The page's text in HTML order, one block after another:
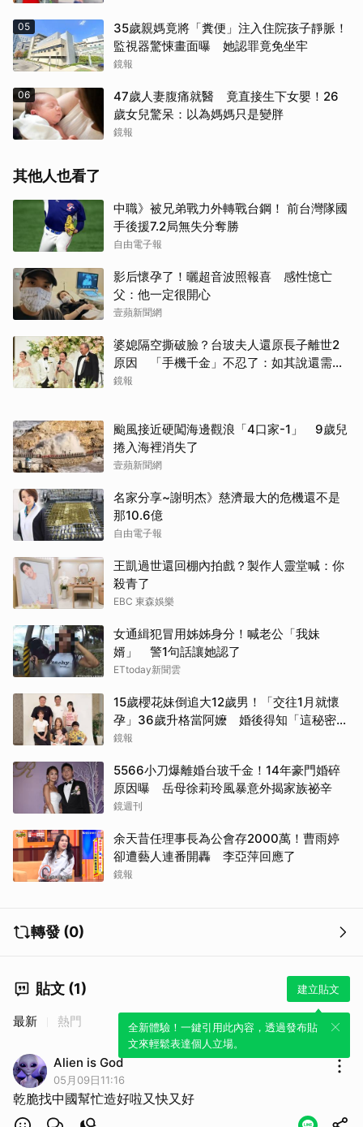
05
35歲親媽竟將「糞便」注入住院孩子靜脈！
監視器驚悚畫面曝 她認罪竟免坐牢
鏡報
06
47歲人妻腹痛就醫 竟直接生下女嬰！26
歲女兒驚呆：以為媽媽只是變胖
鏡報
其他人也看了
中職》被兄弟戰力外轉戰台鋼！ 前台灣隊國
手後援7.2局無失分奪勝
自由電子報
影后懷孕了！曬超音波照報喜 感性憶亡
父：他一定很開心
壹蘋新聞網
婆媳隔空撕破臉？台玻夫人還原長子離世2
原因 「手機千金」不忍了：如其說還需要
離開嗎？
鏡報
颱風接近硬闖海邊觀浪「4口家-1」 9歲兒
捲入海裡消失了
壹蘋新聞網
名家分享~謝明杰》慈濟最大的危機還不是
那10.6億
自由電子報
王凱過世還回棚內拍戲？製作人靈堂喊：你
殺青了
EBC 東森娛樂
女通緝犯冒用姊姊身分！喊老公「我妹
婿」 警1句話讓她認了
ETtoday新聞雲
15歲櫻花妹倒追大12歲男！「交往1月就懷
孕」36歲升格當阿嬤 婚後得知「這秘密」
傻眼了
鏡報
5566小刀爆離婚台玻千金！14年豪門婚碎
原因曝 岳母徐莉玲風暴意外揭家族祕辛
鏡週刊
余天昔任理事長為公會存2000萬！曹雨婷
卻遭藝人連番開轟 李亞萍回應了
鏡報
轉發 (0)
貼文 (1) 建立貼文
全新體驗！一鍵引用此內容，透過發布貼
文來輕鬆表達個人立場。
最新 熱門
Alien is God
05月09日11:16
乾脆找中國幫忙造好啦又快又好